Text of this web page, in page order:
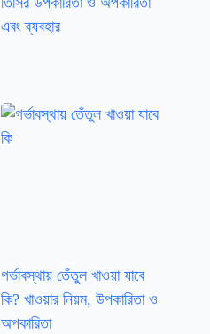
এবং ব্যবহার
গর্ভাবস্থায় তেঁতুল খাওয়া যাবে
কি? খাওয়ার নিয়ম, উপকারিতা ও
অপকারিতা